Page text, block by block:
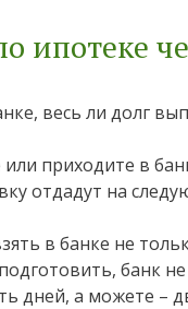
ипотеке
весь ли долг
приходите в
отдадут на
в банке не
банк
дней, а можете –